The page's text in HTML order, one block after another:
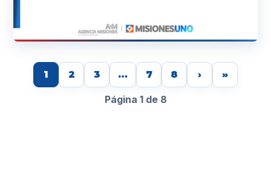
1 2 3 … 7 8 › »
Página 1 de 8